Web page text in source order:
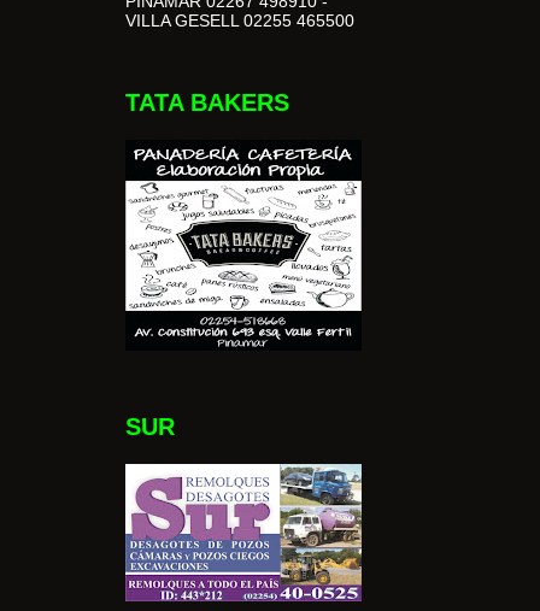
VILLA GESELL 02255 465500
TATA BAKERS
SUR